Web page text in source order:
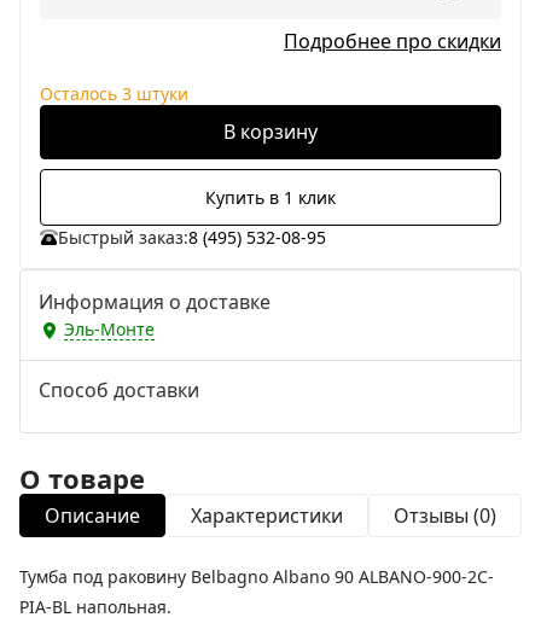
Подробнее про скидки
Осталось 3 штуки
В корзину
Купить в 1 клик
Быстрый заказ:8 (495) 532-08-95
Информация о доставке
Эль-Монте
Способ доставки
О товаре
Описание Характеристики Отзывы (0)
Тумба под раковину Belbagno Albano 90 ALBANO-900-2C-
PIA-BL напольная.